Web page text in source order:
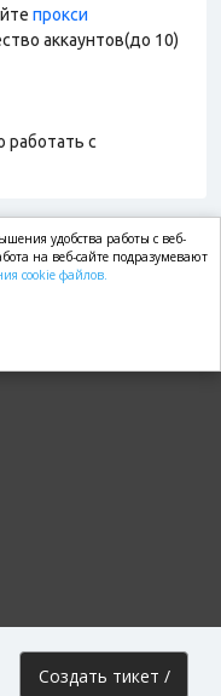
прокси
аккаунтов(до 10)
работать с
Создать тикет /
удобства работы с веб-
на веб-сайте подразумевают
cookie файлов.